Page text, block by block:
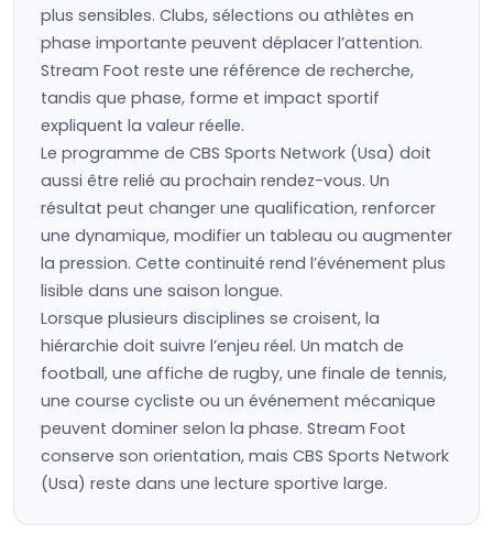
plus sensibles. Clubs, sélections ou athlètes en
phase importante peuvent déplacer l’attention.
Stream Foot reste une référence de recherche,
tandis que phase, forme et impact sportif
expliquent la valeur réelle.
Le programme de CBS Sports Network (Usa) doit
aussi être relié au prochain rendez-vous. Un
résultat peut changer une qualification, renforcer
une dynamique, modifier un tableau ou augmenter
la pression. Cette continuité rend l’événement plus
lisible dans une saison longue.
Lorsque plusieurs disciplines se croisent, la
hiérarchie doit suivre l’enjeu réel. Un match de
football, une affiche de rugby, une finale de tennis,
une course cycliste ou un événement mécanique
peuvent dominer selon la phase. Stream Foot
conserve son orientation, mais CBS Sports Network
(Usa) reste dans une lecture sportive large.